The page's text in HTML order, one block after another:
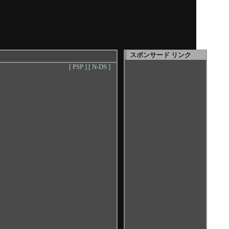
スポンサード リンク
[ PSP ] [ N-DS ]